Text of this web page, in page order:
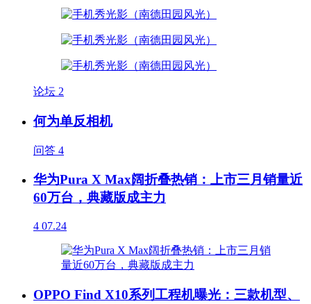
论坛 2
何为单反相机
问答 4
华为Pura X Max阔折叠热销：上市三月销量近
60万台，典藏版成主力
4 07.24
OPPO Find X10系列工程机曝光：三款机型、